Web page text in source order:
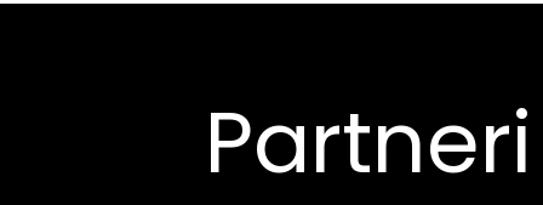
Partneri